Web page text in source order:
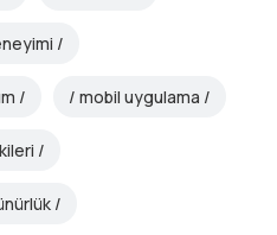
mobil uygulama